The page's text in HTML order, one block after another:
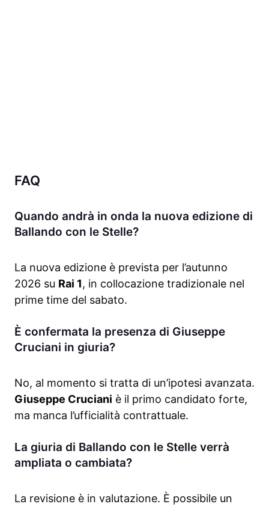
FAQ
Quando andrà in onda la nuova edizione di
Ballando con le Stelle?
La nuova edizione è prevista per l’autunno
2026 su Rai 1, in collocazione tradizionale nel
prime time del sabato.
È confermata la presenza di Giuseppe
Cruciani in giuria?
No, al momento si tratta di un’ipotesi avanzata.
Giuseppe Cruciani è il primo candidato forte,
ma manca l’ufficialità contrattuale.
La giuria di Ballando con le Stelle verrà
ampliata o cambiata?
La revisione è in valutazione. È possibile un